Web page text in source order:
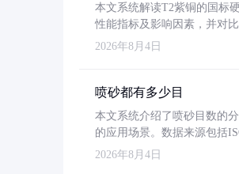
本文系统解读T2紫铜的国标
性能指标及影响因素，并对
2026年8月4日
喷砂都有多少目
本文系统介绍了喷砂目数的
的应用场景。数据来源包括
2026年8月4日